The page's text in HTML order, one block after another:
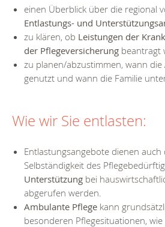
einen Überblick über die regional
Entlastungs- und
zu klären, ob Leistungen der
der Pflegeversicherung beantragt
zu planen/abzustimmen, wann die
genutzt und wann die Familie
Wie wir Sie entlasten:
Entlastungsangebote dienen
Selbständigkeit des
Unterstützung bei
abgerufen werden.
Ambulante Pflege kann
besonderen Pflegesituationen,